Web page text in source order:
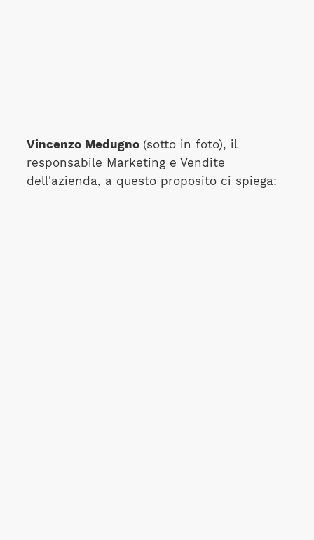
Vincenzo Medugno (sotto in foto), il
responsabile Marketing e Vendite
dell'azienda, a questo proposito ci spiega: